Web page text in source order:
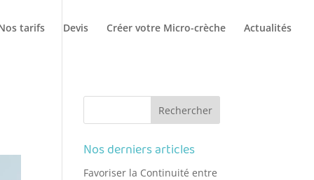
tarifs Devis Créer votre Micro-crèche Actualités
Nos derniers articles
Favoriser la Continuité entre